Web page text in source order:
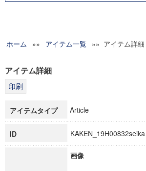
グローバルリサーチインスティテュー
科学研究費補助金研究成果報告書
博士課程教育リーディングプログラ
ホーム »» アイテム一覧 »» アイテム詳細
アイテム詳細
アイテムタイプ Article
ID
画像